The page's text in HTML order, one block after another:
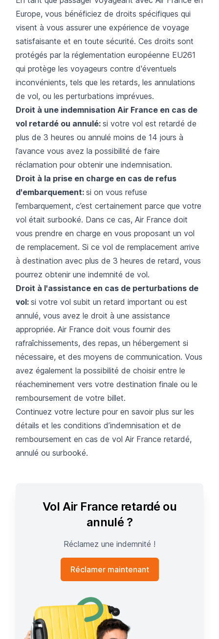
Europe, vous bénéficiez de droits spécifiques qui
visent à vous assurer une expérience de voyage
satisfaisante et en toute sécurité. Ces droits sont
protégés par la réglementation européenne EU261
qui protège les voyageurs contre d'éventuels
inconvénients, tels que les retards, les annulations
de vol, ou les perturbations imprévues.
Droit à une indemnisation Air France en cas de
vol retardé ou annulé: si votre vol est retardé de
plus de 3 heures ou annulé moins de 14 jours à
l’avance vous avez la possibilité de faire
réclamation pour obtenir une indemnisation.
Droit à la prise en charge en cas de refus
d'embarquement: si on vous refuse
l’embarquement, c’est certainement parce que votre
vol était surbooké. Dans ce cas, Air France doit
vous prendre en charge en vous proposant un vol
de remplacement. Si ce vol de remplacement arrive
à destination avec plus de 3 heures de retard, vous
pourrez obtenir une indemnité de vol.
Droit à l'assistance en cas de perturbations de
vol: si votre vol subit un retard important ou est
annulé, vous avez le droit à une assistance
appropriée. Air France doit vous fournir des
rafraîchissements, des repas, un hébergement si
nécessaire, et des moyens de communication. Vous
avez également la possibilité de choisir entre le
réacheminement vers votre destination finale ou le
remboursement de votre billet.
Continuez votre lecture pour en savoir plus sur les
détails et les conditions d’indemnisation et de
remboursement en cas de vol Air France retardé,
annulé ou surbooké.
Vol Air France retardé ou
annulé ?
Réclamez une indemnité !
Réclamer maintenant